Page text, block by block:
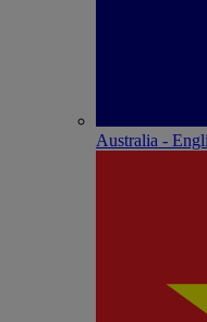
Australia -